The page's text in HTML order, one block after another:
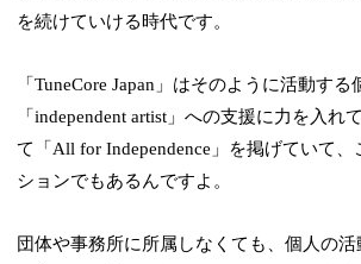
を続けていける時代です。
「TuneCore Japan」はそのように活動す
「independent artist」への支援に力を入れ
て「All for Independence」を掲げていて、
ションでもあるんですよ。
団体や事務所に所属しなくても、個人の